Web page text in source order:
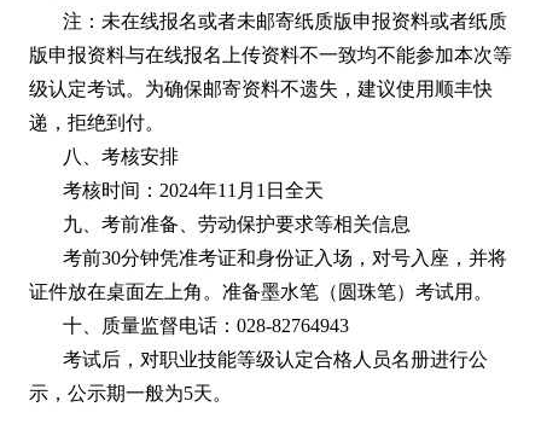
注：未在线报名或者未邮寄纸质版申报资料或者纸质
版申报资料与在线报名上传资料不一致均不能参加本次等
级认定考试。为确保邮寄资料不遗失，建议使用顺丰快
递，拒绝到付。
八、考核安排
考核时间：2024年11月1日全天
九、考前准备、劳动保护要求等相关信息
考前30分钟凭准考证和身份证入场，对号入座，并将
证件放在桌面左上角。准备墨水笔（圆珠笔）考试用。
十、质量监督电话：028-82764943
考试后，对职业技能等级认定合格人员名册进行公
示，公示期一般为5天。